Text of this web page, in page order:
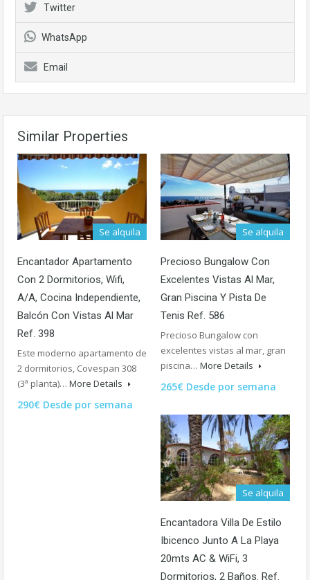
Twitter
WhatsApp
Email
Similar Properties
Se alquila
Encantador Apartamento
Con 2 Dormitorios, Wifi,
A/A, Cocina Independiente,
Balcón Con Vistas Al Mar
Ref. 398
Este moderno apartamento de
2 dormitorios, Covespan 308
(3ª planta)… More Details
290€ Desde por semana
Se alquila
Precioso Bungalow Con
Excelentes Vistas Al Mar,
Gran Piscina Y Pista De
Tenis Ref. 586
Precioso Bungalow con
excelentes vistas al mar, gran
piscina… More Details
265€ Desde por semana
Se alquila
Encantadora Villa De Estilo
Ibicenco Junto A La Playa
20mts AC & WiFi, 3
Dormitorios, 2 Baños. Ref.